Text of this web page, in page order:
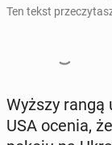
Ten tekst
Wyższy
USA ocenia,